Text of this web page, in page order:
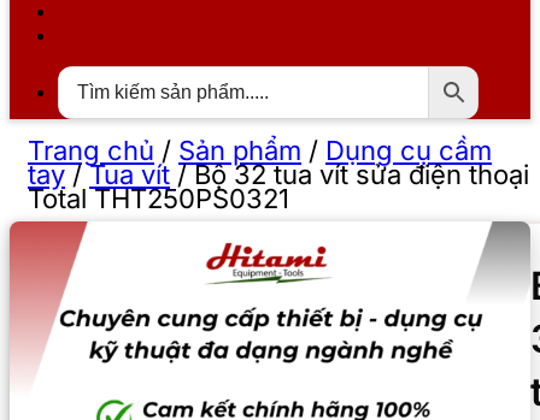
Trang chủ / Sản phẩm / Dụng cụ cầm
tay/Tua vít /Bộ 32 tua vít sửa điện thoại
Total THT250PS0321